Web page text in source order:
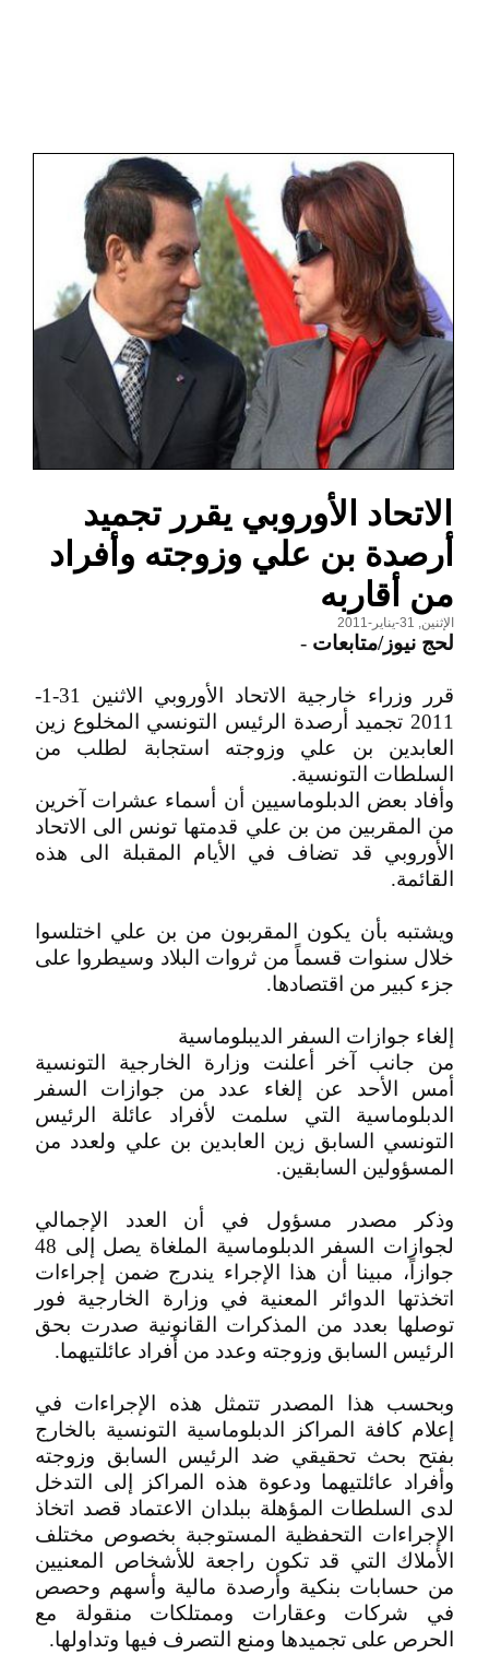
الاتحاد الأوروبي يقرر تجميد
أرصدة بن علي وزوجته وأفراد
من أقاربه
الإثنين, 31-يناير-2011
لحج نيوز/متابعات -
قرر وزراء خارجية الاتحاد الأوروبي الاثنين 31-1-
2011 تجميد أرصدة الرئيس التونسي المخلوع زين
العابدين بن علي وزوجته استجابة لطلب من
السلطات التونسية.
وأفاد بعض الدبلوماسيين أن أسماء عشرات آخرين
من المقربين من بن علي قدمتها تونس الى الاتحاد
الأوروبي قد تضاف في الأيام المقبلة الى هذه
القائمة.
ويشتبه بأن يكون المقربون من بن علي اختلسوا
خلال سنوات قسماً من ثروات البلاد وسيطروا على
جزء كبير من اقتصادها.
إلغاء جوازات السفر الديبلوماسية
من جانب آخر أعلنت وزارة الخارجية التونسية
أمس الأحد عن إلغاء عدد من جوازات السفر
الدبلوماسية التي سلمت لأفراد عائلة الرئيس
التونسي السابق زين العابدين بن علي ولعدد من
المسؤولين السابقين.
وذكر مصدر مسؤول في أن العدد الإجمالي
لجوازات السفر الدبلوماسية الملغاة يصل إلى 48
جوازاً، مبينا أن هذا الإجراء يندرج ضمن إجراءات
اتخذتها الدوائر المعنية في وزارة الخارجية فور
توصلها بعدد من المذكرات القانونية صدرت بحق
الرئيس السابق وزوجته وعدد من أفراد عائلتيهما.
وبحسب هذا المصدر تتمثل هذه الإجراءات في
إعلام كافة المراكز الدبلوماسية التونسية بالخارج
بفتح بحث تحقيقي ضد الرئيس السابق وزوجته
وأفراد عائلتيهما ودعوة هذه المراكز إلى التدخل
لدى السلطات المؤهلة ببلدان الاعتماد قصد اتخاذ
الإجراءات التحفظية المستوجبة بخصوص مختلف
الأملاك التي قد تكون راجعة للأشخاص المعنيين
من حسابات بنكية وأرصدة مالية وأسهم وحصص
في شركات وعقارات وممتلكات منقولة مع
الحرص على تجميدها ومنع التصرف فيها وتداولها.